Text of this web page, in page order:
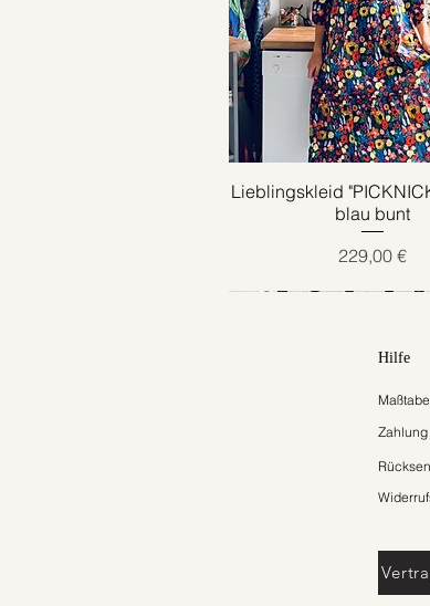
Schnellansicht
Lieblingskleid
blau bunt
Preis
229,00 €
Hilfe